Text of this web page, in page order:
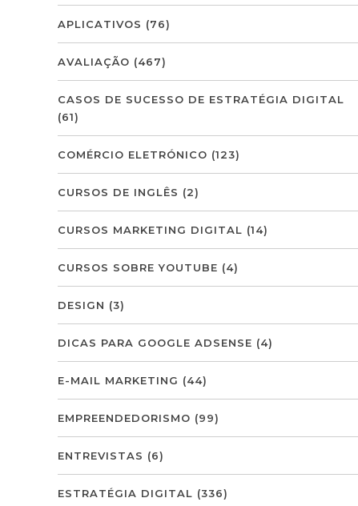
APLICATIVOS (76)
AVALIAÇÃO (467)
CASOS DE SUCESSO DE ESTRATÉGIA DIGITAL
(61)
COMÉRCIO ELETRÓNICO (123)
CURSOS DE INGLÊS (2)
CURSOS MARKETING DIGITAL (14)
CURSOS SOBRE YOUTUBE (4)
DESIGN (3)
DICAS PARA GOOGLE ADSENSE (4)
E-MAIL MARKETING (44)
EMPREENDEDORISMO (99)
ENTREVISTAS (6)
ESTRATÉGIA DIGITAL (336)